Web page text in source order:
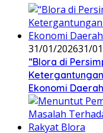
31/01/202631/
‎“Blora di
Ekonomi